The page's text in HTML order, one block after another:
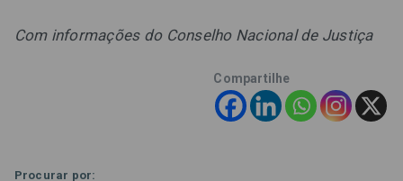
Com informações do Conselho Nacional de Justiça
Compartilhe
Procurar por: